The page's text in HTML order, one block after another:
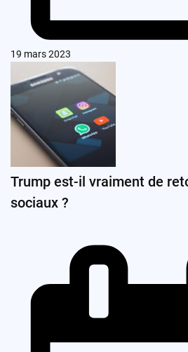
19 mars 2023
Trump est-il vraiment de
sociaux ?